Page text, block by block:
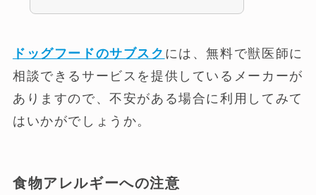
ドッグフードのサブスク には、無料で獣医師に
相談できるサービスを提供しているメーカーが
ありますので、不安がある場合に利用してみて
はいかがでしょうか。
食物アレルギーへの注意